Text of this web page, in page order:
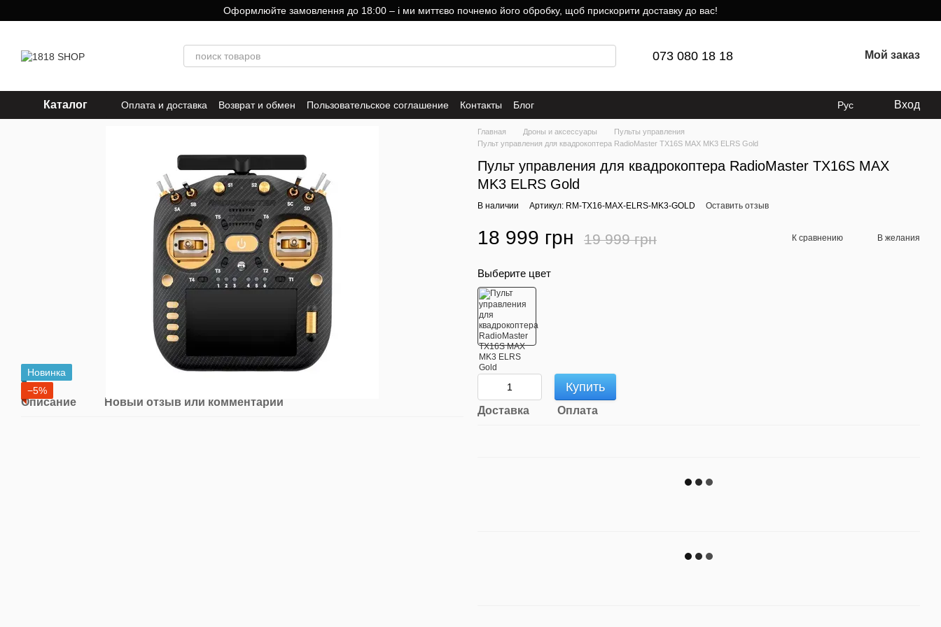
Оформлюйте замовлення до 18:00 – і ми миттєво почнемо його обробку, щоб прискорити доставку до вас!
073 080 18 18 Мой заказ
Каталог Оплата и доставка Возврат и обмен Пользовательское соглашение Контакты Блог Рус Вход
Новинка
−5%
Описание Новый отзыв или комментарий
Главная Дроны и аксессуары
Пульты управления
Пульт управления для квадрокоптера RadioMaster TX16S MAX MK3 ELRS Gold
Пульт управления для квадрокоптера RadioMaster TX16S MAX
MK3 ELRS Gold
В наличии Артикул: RM-TX16-MAX-ELRS-MK3-GOLD Оставить отзыв
18 999 грн 19 999 грн К сравнению В желания
Выберите цвет
Купить
Доставка Оплата